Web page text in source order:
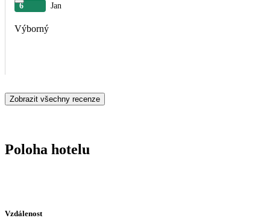
6 Jan
Výborný
Zobrazit všechny recenze
Poloha hotelu
Vzdálenost